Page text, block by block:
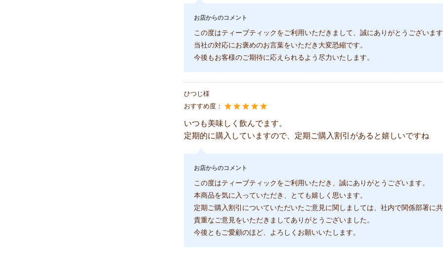
お店からのコメント
この度はティーブティックをご利用いただきまして、誠にありがとうございます
当社の対応にお褒めのお言葉をいただき大変恐縮です。
今後もお客様のご期待に応えられるよう尽力いたします。
ひつじ様
おすすめ度：
いつも美味しく飲んでます。
定期的に購入していますので、定期ご購入割引があると嬉しいですね
お店からのコメント
この度はティーブティックをご利用いただき、誠にありがとうございます。
本商品を気に入っていただき、とても嬉しく思います。
定期ご購入割引についていただいたご意見に関しましては、社内で関係部署に共
貴重なご意見をいただきましてありがとうございました。
今後ともご愛顧のほど、よろしくお願いいたします。